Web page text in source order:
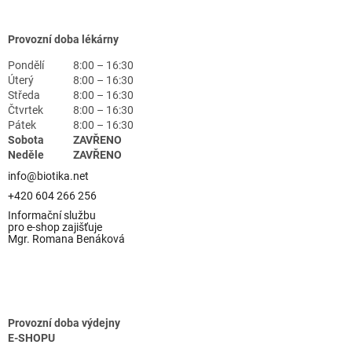
Provozní doba lékárny
Pondělí
8:00 – 16:30
Úterý
8:00 – 16:30
Středa
8:00 – 16:30
Čtvrtek
8:00 – 16:30
Pátek
8:00 – 16:30
Sobota
ZAVŘENO
Neděle
ZAVŘENO
info@biotika.net
+420 604 266 256
Informační službu
pro e-shop zajišťuje
Mgr. Romana Benáková
Provozní doba výdejny
E-SHOPU